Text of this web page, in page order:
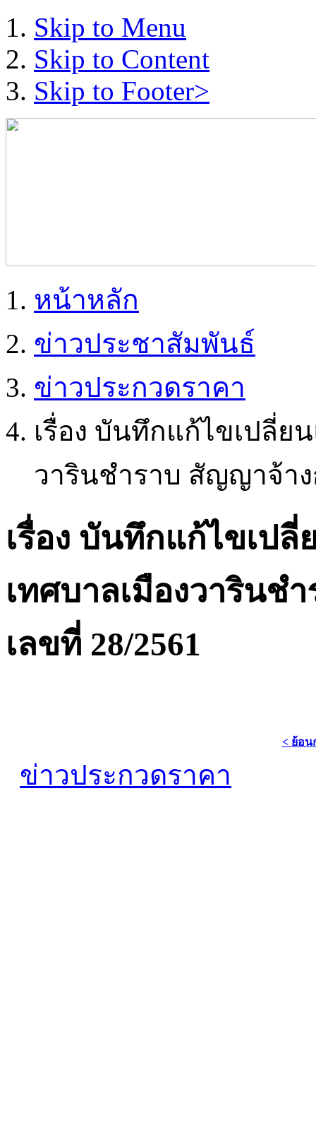
Skip to Menu
Skip to Content
Skip to Footer>
หน้าหลัก
ข่าวประชาสัมพันธ์
ข่าวประกวดราคา
เรื่อง บันทึกแก้ไขเปลี่ย
วารินชำราบ สัญญาจ้าง
เรื่อง บันทึกแก้ไขเป
เทศบาลเมืองวารินช
เลขที่ 28/2561
< ย้อน
ข่าวประกวดราคา